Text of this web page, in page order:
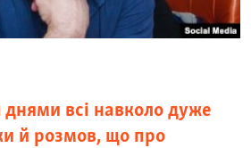
днями всі навколо дуже
й розмов, що про